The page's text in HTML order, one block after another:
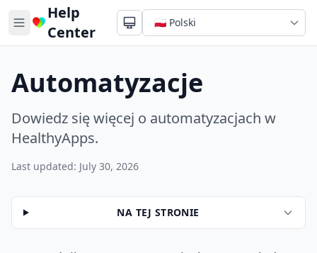
Help
Center
Automatyzacje
Dowiedz się więcej o automatyzacjach w
HealthyApps.
Last updated: July 30, 2026
NA TEJ STRONIE